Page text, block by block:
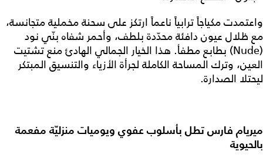
واعتمدت مكياجاً ترابياً ناعماً ارتكز على سحنة مخملية متجانسة،
مع ظلال عيون دافئة محدّدة بلطف، وأحمر شفاه بنّي نود
(Nude) بطابع مطفأ. هذا الخيار الجمالي الهادئ منع تشتيت
العين، وترك المساحة الكاملة لجرأة الأزياء والتنسيق المبتكر
ليحتلا الصدارة.
ميريام فارس تطل بأسلوب عفوي ويوميات منزليّة مفعمة
بالحيوية